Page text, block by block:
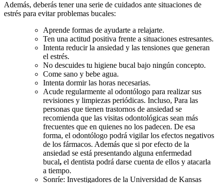
Además, deberás tener una serie de cuidados ante situaciones de
estrés para evitar problemas bucales:
Aprende formas de ayudarte a relajarte.
Ten una actitud positiva frente a situaciones estresantes.
Intenta reducir la ansiedad y las tensiones que generan
el estrés.
No descuides tu higiene bucal bajo ningún concepto.
Come sano y bebe agua.
Intenta dormir las horas necesarias.
Acude regularmente al odontólogo para realizar sus
revisiones y limpiezas periódicas. Incluso, Para las
personas que tienen trastornos de ansiedad se
recomienda que las visitas odontológicas sean más
frecuentes que en quienes no los padecen. De esa
forma, el odontólogo podrá vigilar los efectos negativos
de los fármacos. Además que si por efecto de la
ansiedad se está presentando alguna enfermedad
bucal, el dentista podrá darse cuenta de ellos y atacarla
a tiempo.
Sonríe: Investigadores de la Universidad de Kansas